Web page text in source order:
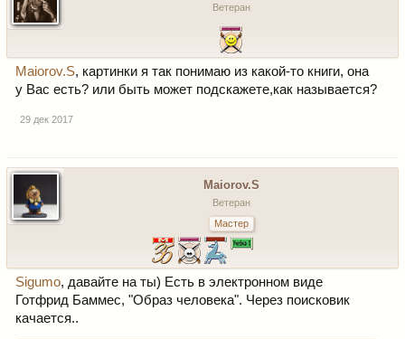
Ветеран
Maiorov.S, картинки я так понимаю из какой-то книги, она
у Вас есть? или быть может подскажете,как называется?
29 дек 2017
Maiorov.S
Ветеран
Мастер
Sigumo, давайте на ты) Есть в электронном виде
Готфрид Баммес, "Образ человека". Через поисковик
качается..